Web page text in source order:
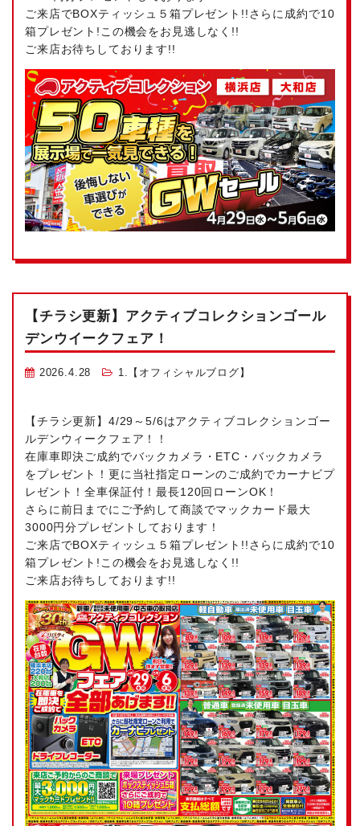
ご来店でBOXティッシュ５箱プレゼント!!さらに成約で10
箱プレゼント!この機会をお見逃しなく!!
ご来店お待ちしております!!
【チラシ更新】アクティブコレクションゴール
デンウイークフェア！
2026.4.28 1.【オフィシャルブログ】
【チラシ更新】4/29～5/6はアクティブコレクションゴー
ルデンウィークフェア！！
在庫車即決ご成約でバックカメラ・ETC・バックカメラ
をプレゼント！更に当社指定ローンのご成約でカーナビプ
レゼント！全車保証付！最長120回ローンOK！
さらに前日までにご予約して商談でマックカード最大
3000円分プレゼントしております！
ご来店でBOXティッシュ５箱プレゼント!!さらに成約で10
箱プレゼント!この機会をお見逃しなく!!
ご来店お待ちしております!!